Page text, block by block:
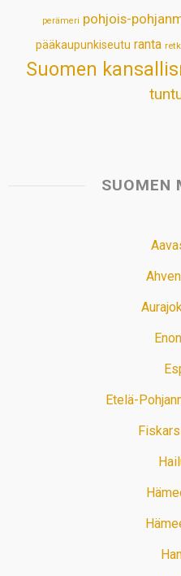
perämeri pohjois-
pääkaupunkiseutu ranta
Suomen
SUOMEN
Etelä-